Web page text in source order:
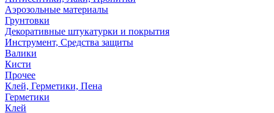
Аэрозольные материалы
Грунтовки
Декоративные штукатурки и покрытия
Инструмент, Средства защиты
Валики
Кисти
Прочее
Клей, Герметики, Пена
Герметики
Клей